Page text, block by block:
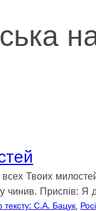
Твоих
Приспів: Я
тексту: С.А. Бацук